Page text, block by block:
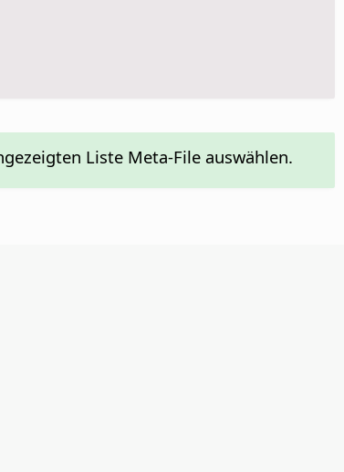
Liste Meta-File auswählen.